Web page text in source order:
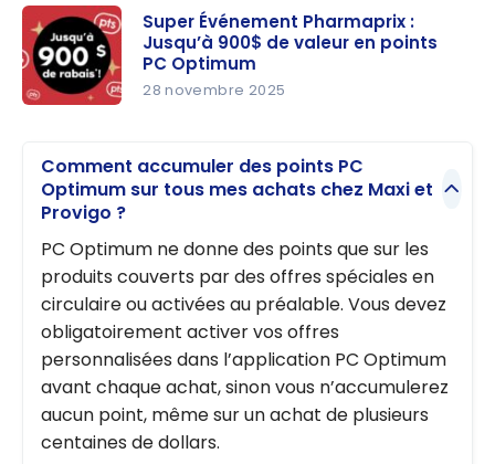
astuces
pour
économise
r chez
x avec PC
Optimum
Pharmapri
x : Jusqu’à
900$ de
valeur en
points PC
Optimum
Super Événement Pharmaprix :
Jusqu’à 900$ de valeur en points
PC Optimum
28 novembre 2025
Comment accumuler des points PC
Optimum sur tous mes achats chez Maxi et
Provigo ?
PC Optimum ne donne des points que sur les
produits couverts par des offres spéciales en
circulaire ou activées au préalable. Vous devez
obligatoirement activer vos offres
personnalisées dans l’application PC Optimum
avant chaque achat, sinon vous n’accumulerez
aucun point, même sur un achat de plusieurs
centaines de dollars.